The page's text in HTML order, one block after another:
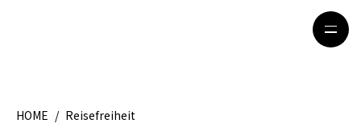
HOME
HOME / Reisefreiheit